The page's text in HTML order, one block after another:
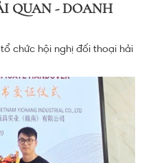
QUAN - DOANH
chức hội nghị đối thoại hải